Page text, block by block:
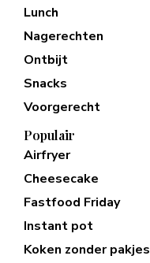
Lunch
Nagerechten
Ontbijt
Snacks
Voorgerecht
Populair
Airfryer
Cheesecake
Fastfood Friday
Instant pot
Koken zonder pakjes